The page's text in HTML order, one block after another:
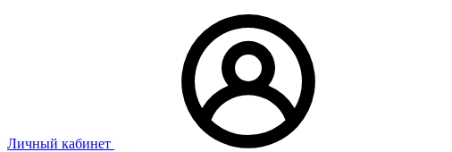
Личный кабинет